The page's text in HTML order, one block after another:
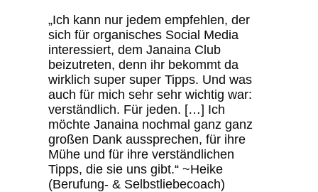
„Ich kann nur jedem empfehlen, der
sich für organisches Social Media
interessiert, dem Janaina Club
beizutreten, denn ihr bekommt da
wirklich super super Tipps. Und was
auch für mich sehr sehr wichtig war:
verständlich. Für jeden. […] Ich
möchte Janaina nochmal ganz ganz
großen Dank aussprechen, für ihre
Mühe und für ihre verständlichen
Tipps, die sie uns gibt.“ ~Heike
(Berufung- & Selbstliebecoach)